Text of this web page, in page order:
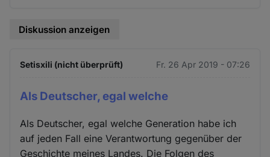
Diskussion anzeigen
Setisxili (nicht überprüft) Fr. 26 Apr 2019 - 07:26
Als Deutscher, egal welche
Als Deutscher, egal welche Generation habe ich
auf jeden Fall eine Verantwortung gegenüber der
Geschichte meines Landes. Die Folgen des